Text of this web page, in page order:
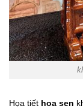
Họa tiết hoa sen